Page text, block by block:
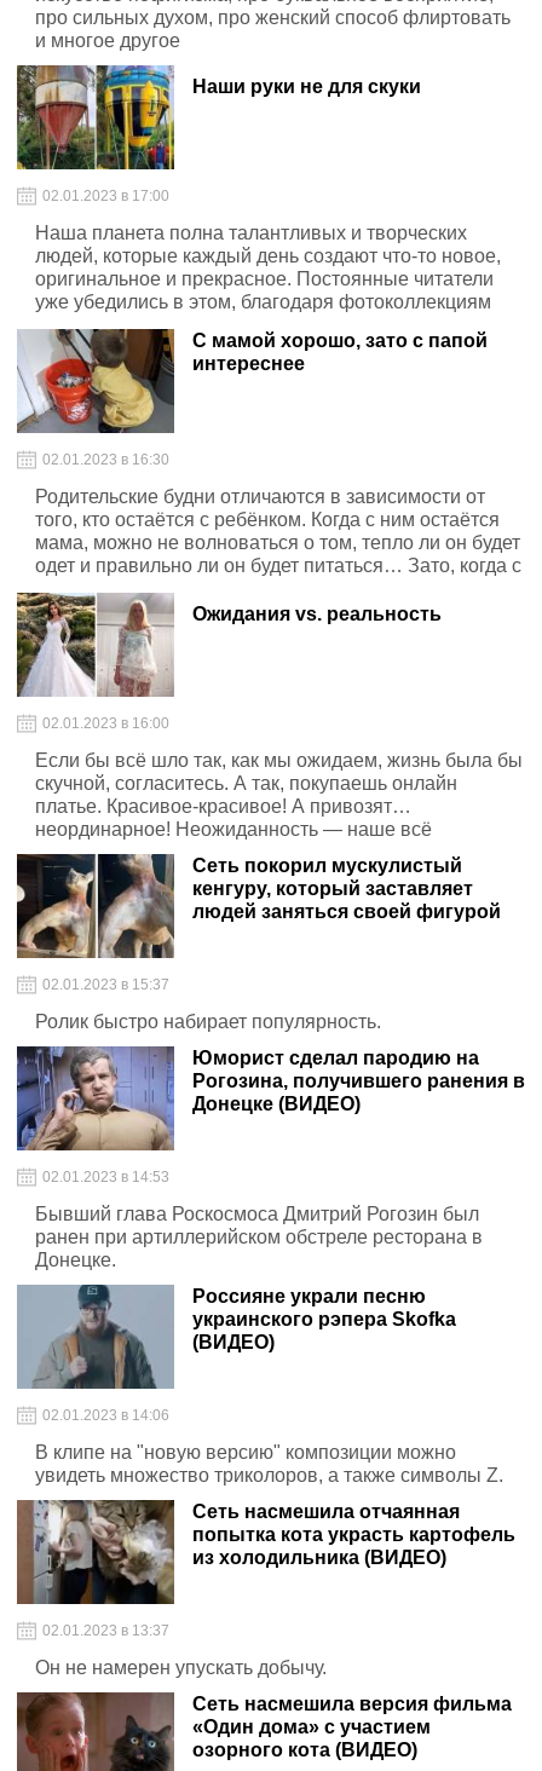
про сильных духом, про женский способ флиртовать
и многое другое
Наши руки не для скуки
02.01.2023 в 17:00
Наша планета полна талантливых и творческих
людей, которые каждый день создают что-то новое,
оригинальное и прекрасное. Постоянные читатели
уже убедились в этом, благодаря фотоколлекциям
под таким названием
С мамой хорошо, зато с папой
интереснее
02.01.2023 в 16:30
Родительские будни отличаются в зависимости от
того, кто остаётся с ребёнком. Когда с ним остаётся
мама, можно не волноваться о том, тепло ли он будет
одет и правильно ли он будет питаться… Зато, когда с
ним остаётся папа, можно быть уверенными в том,
что этот день ребёнок проведёт разнообразно и очень
интересно!
Ожидания vs. реальность
02.01.2023 в 16:00
Если бы всё шло так, как мы ожидаем, жизнь была бы
скучной, согласитесь. А так, покупаешь онлайн
платье. Красивое-красивое! А привозят…
неординарное! Неожиданность — наше всё
Сеть покорил мускулистый
кенгуру, который заставляет
людей заняться своей фигурой
02.01.2023 в 15:37
Ролик быстро набирает популярность.
Юморист сделал пародию на
Рогозина, получившего ранения в
Донецке (ВИДЕО)
02.01.2023 в 14:53
Бывший глава Роскосмоса Дмитрий Рогозин был
ранен при артиллерийском обстреле ресторана в
Донецке.
Россияне украли песню
украинского рэпера Skofka
(ВИДЕО)
02.01.2023 в 14:06
В клипе на "новую версию" композиции можно
увидеть множество триколоров, а также символы Z.
Сеть насмешила отчаянная
попытка кота украсть картофель
из холодильника (ВИДЕО)
02.01.2023 в 13:37
Он не намерен упускать добычу.
Сеть насмешила версия фильма
«Один дома» с участием
озорного кота (ВИДЕО)